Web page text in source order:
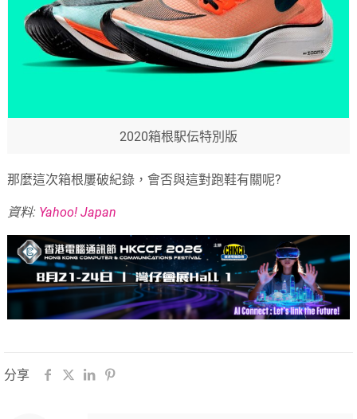
2020箱根駅伝特別版
那麼這次箱根屢破紀錄，會否與這對跑鞋有關呢?
資料: Yahoo! Japan
分享